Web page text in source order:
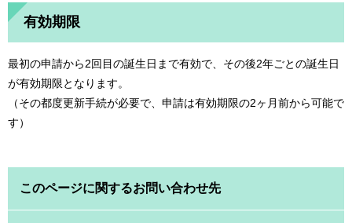
有効期限
最初の申請から2回目の誕生日まで有効で、その後2年ごとの誕生日
が有効期限となります。
（その都度更新手続が必要で、申請は有効期限の2ヶ月前から可能で
す）
このページに関するお問い合わせ先